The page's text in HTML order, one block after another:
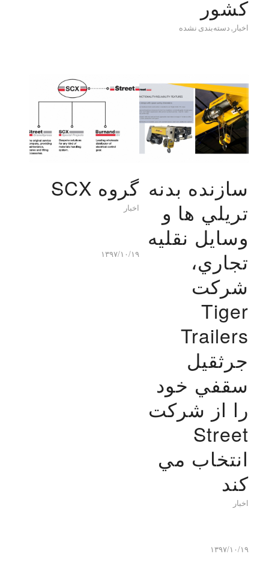
کشور
اخبار ,دسته‌بندی نشده
سازنده بدنه
تريلي ها و
وسايل نقليه
تجاري،
شرکت
Tiger
Trailers
جرثقيل
سقفي خود
را از شرکت
Street
انتخاب مي
کند
اخبار
۱۳۹۷/۱۰/۱۹
گروه SCX
اخبار
۱۳۹۷/۱۰/۱۹